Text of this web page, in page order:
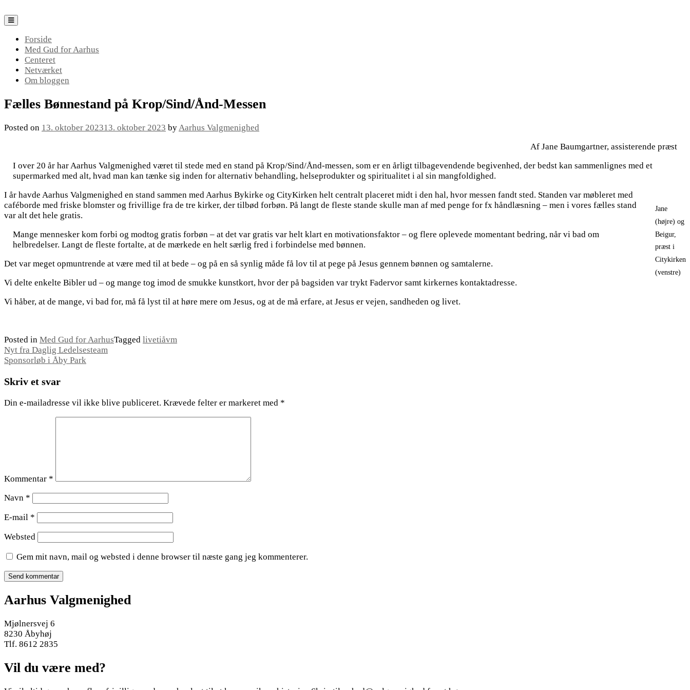
to
content
Forside
Med Gud for Aarhus
Centeret
Netværket
Om bloggen
Fælles Bønnestand på Krop/Sind/Ånd-Messen
Posted on 13. oktober 202313. oktober 2023 byAarhus Valgmenighed
Af Jane Baumgartner, assisterende præst
I over 20 år har Aarhus Valgmenighed været til stede med en stand på Krop/Sind/Ånd-messen, som er en årligt tilbagevendende begivenhed, der bedst kan sammenlignes med et
supermarked med alt, hvad man kan tænke sig inden for alternativ behandling, helseprodukter og spiritualitet i al sin mangfoldighed.
Jane
(højre) og
Beigur,
præst i
Citykirken
(venstre)
I år havde Aarhus Valgmenighed en stand sammen med Aarhus Bykirke og CityKirken helt centralt placeret midt i den hal, hvor messen fandt sted. Standen var møbleret med
caféborde med friske blomster og frivillige fra de tre kirker, der tilbød forbøn. På langt de fleste stande skulle man af med penge for fx håndlæsning – men i vores fælles stand
var alt det hele gratis.
Mange mennesker kom forbi og modtog gratis forbøn – at det var gratis var helt klart en motivationsfaktor – og flere oplevede momentant bedring, når vi bad om
helbredelser. Langt de fleste fortalte, at de mærkede en helt særlig fred i forbindelse med bønnen.
Det var meget opmuntrende at være med til at bede – og på en så synlig måde få lov til at pege på Jesus gennem bønnen og samtalerne.
Vi delte enkelte Bibler ud – og mange tog imod de smukke kunstkort, hvor der på bagsiden var trykt Fadervor samt kirkernes kontaktadresse.
Vi håber, at de mange, vi bad for, må få lyst til at høre mere om Jesus, og at de må erfare, at Jesus er vejen, sandheden og livet.
Posted in Med Gud for AarhusTagged livetiåvm
Indlægsnavigation
Nyt fra Daglig Ledelsesteam
Sponsorløb i Åby Park
Skriv et svar
Din e-mailadresse vil ikke blive publiceret. Krævede felter er markeret med *
Kommentar *
Navn *
E-mail *
Websted
Gem mit navn, mail og websted i denne browser til næste gang jeg kommenterer.
Aarhus Valgmenighed
Mjølnersvej 6
8230 Åbyhøj
Tlf. 8612 2835
Vil du være med?